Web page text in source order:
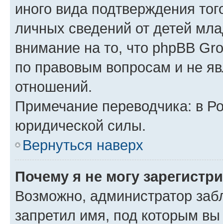
иного вида подтверждения
личных сведений от детей
внимание на то, что phpBB
по правовым вопросам и не
отношений.
Примечание переводчика: в
юридической силы.
Вернуться наверх
Почему я не могу
Возможно, администратор
запретил имя, под которым вы